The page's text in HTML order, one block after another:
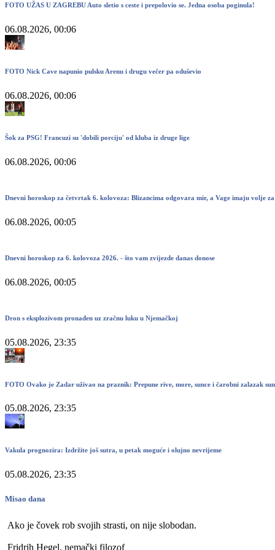
FOTO UŽAS U ZAGREBU Auto sletio s ceste i prepolovio se. Jedna osoba poginula!
06.08.2026, 00:06
FOTO Nick Cave napunio pulsku Arenu i drugu večer pa oduševio
06.08.2026, 00:06
Šok za PSG! Francuzi su 'dobili porciju' od kluba iz druge lige
06.08.2026, 00:06
Dnevni horoskop za četvrtak 6. kolovoza: Blizancima odgovara mir, a Vage imaju volje za
06.08.2026, 00:05
Dnevni horoskop za 6. kolovoza 2026. - što vam zvijezde danas donose
06.08.2026, 00:05
Dron s eksplozivom pronađen uz zračnu luku u Njemačkoj
05.08.2026, 23:35
FOTO Ovako je Zadar uživao na praznik: Prepune rive, more, sunce i čarobni zalazak
05.08.2026, 23:35
Vakula prognozira: Izdržite još sutra, u petak moguće i olujno nevrijeme
05.08.2026, 23:35
Misao dana
Ako je čovek rob svojih strasti, on nije slobodan.
Fridrih Hegel, nemački filozof